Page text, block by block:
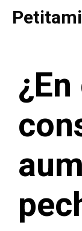
SaltarPetitami